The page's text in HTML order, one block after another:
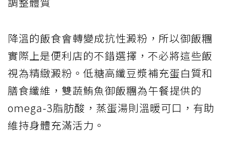
降溫的飯食會轉變成抗性澱粉，所以御飯糰
實際上是便利店的不錯選擇，不必將這些飯
視為精緻澱粉。低糖高纖豆漿補充蛋白質和
膳食纖維，雙蔬鮪魚御飯糰為午餐提供的
omega-3脂肪酸，蒸蛋湯則溫暖可口，有助
維持身體充滿活力。